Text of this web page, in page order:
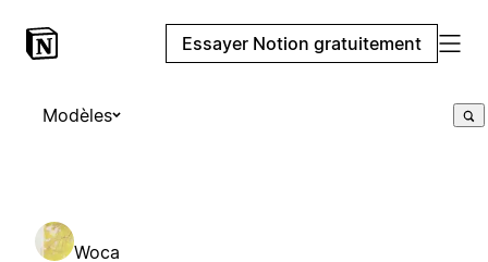
Essayer Notion gratuitement
Modèles
Woca